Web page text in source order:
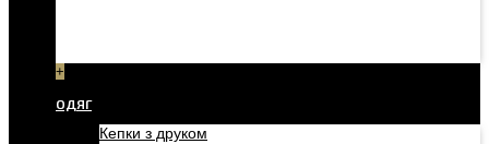
+
ОДЯГ
Кепки з друком